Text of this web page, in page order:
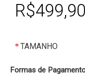
R$499,90
TAMANHO
Formas de